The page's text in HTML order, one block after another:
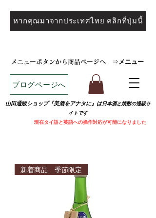
หากคุณมาจากประเทศไทย คลิกที่ปุ่มนี้
メニューボタンから商品ページへ ⇒ メニュー
ブログページへ
山田通販ショップ『美酒をアナタに』は日本酒と焼酎の通販サ
イトです
現在タイ語と英語への操作対応が可能になりました
新着商品 季節限定